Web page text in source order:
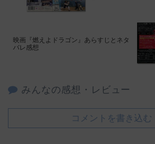
映画『燃えよドラゴン』あらすじとネタ
バレ感想
みんなの感想・レビュー
コメントを書き込む